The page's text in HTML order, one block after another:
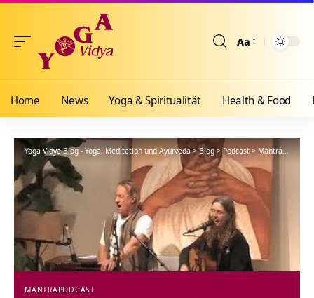
Aa
Home News Yoga & Spiritualität Health & Food
Yoga Vidya Blog - Yoga, Meditation und Ayurveda>Blog >Podcast>Mantra>Jisa
MANTRAPODCAST